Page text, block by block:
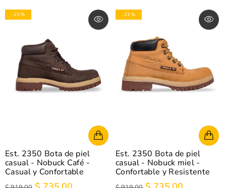
-21%
Est. 2350 Bota de piel
casual - Nobuck Café -
Casual y Confortable
-21%
Est. 2350 Bota de piel
casual - Nobuck miel -
Confortable y Resistente